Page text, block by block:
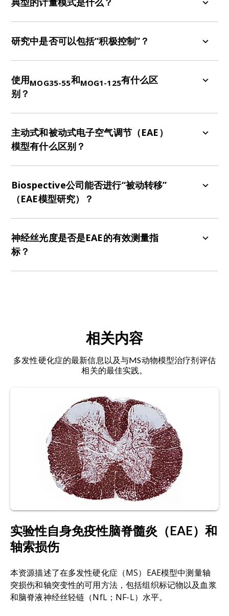
EAE评分有多种变体，我们很乐意与您探讨哪种评分
最适合您的研究。
(1) 预防性（在免疫接种前或免疫接种时开始
&nbsp; &nbsp; &nbsp; (a) 在第一只小鼠出现症状时
开始
&nbsp; &nbsp; &nbsp; (b) 从每只小鼠出现症状的最
初迹象开始
&nbsp; &nbsp; &nbsp; (c) 在每只小鼠免疫接种或症
状出现后的固定时间开始
我们的团队可以讨论最适合您研究的剂量方案
研究中是否可以包括“积极控制”？
制。
使用MOG35-55和MOG1-125有什么区
别？
性，这可能有助于评估B细胞靶向疗法。
主动式和被动式电子空气调节（EAE）
模型有什么区别？
MOG、PLP或MBP）对小鼠进行免疫，诱发疾病。
MOG35-55诱导的EAE通常用于诱发C57BL/6小鼠的
用的啮齿动物模型。
在被动性EAE（也称为被动转移）中，首先在免疫
（供体）小鼠中产生针对髓鞘衍生抗原的致脑炎
CD4+ T细胞，然后在培养物中激活这些细胞，最后
Biospective公司能否进行“被动转移”
（EAE模型研究）？
科学家很乐意与您进一步讨论。
神经丝光度是否是EAE的有效测量指
标？
相关内容
多发性硬化症的最新信息以及与MS动物模型治疗剂评估
相关的最佳实践。
实验性自身免疫性脑脊髓炎（EAE）和
轴索损伤
本资源描述了在多发性硬化症（MS）EAE模型中测量轴
突损伤和轴突变性的可用方法，包括组织标记物以及血浆
和脑脊液神经丝轻链（NfL；NF-L）水平。